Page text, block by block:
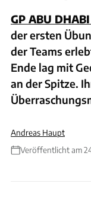
GP ABU
der ersten
der Teams
Ende lag mit
an der Spitze.
Andreas Haupt
Veröffentlicht am